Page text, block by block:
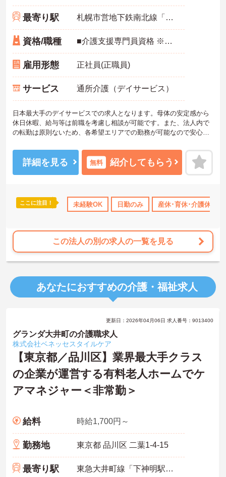
最寄り駅 札幌市営地下鉄南北線「麻生駅」徒歩15分
資格/職種 ■介護支援専門員資格 ※未経験・ブランク可能
雇用形態 正社員(正職員)
サービス 通所介護（デイサービス）
日本最大手のデイサービスでの求人となります。母体の安定感から
休日休暇、給与等は前職を考慮し相談が可能です。また、法人内で
の転勤は原則ないため、各希望エリアでの勤務が可能なので安心し
さいませ。
詳細を見る 無料 紹介してもらう
ここに注目！ 未経験OK 日勤のみ 産休･育休･介護休暇
この法人の別の求人の一覧を見る
あなたにおすすめの介護・福祉求人
更新日：2026年04月06日 求人番号：9013400
グランダ大井町の介護職求人
株式会社ベネッセスタイルケア
【東京都／品川区】業界最大手クラス
の企業が運営する有料老人ホームでケ
アマネジャー＜非常勤＞
給料 時給1,700円～
勤務地 東京都 品川区 二葉1-4-15
最寄り駅 東急大井町線「下神明駅」徒歩3分